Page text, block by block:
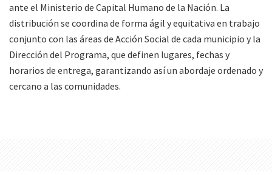
ante el Ministerio de Capital Humano de la Nación. La
distribución se coordina de forma ágil y equitativa en trabajo
conjunto con las áreas de Acción Social de cada municipio y la
Dirección del Programa, que definen lugares, fechas y
horarios de entrega, garantizando así un abordaje ordenado y
cercano a las comunidades.